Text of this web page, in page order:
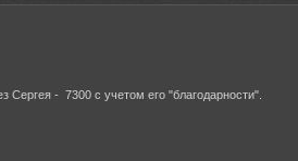
Сергея - 7300 с учетом его "благодарности".